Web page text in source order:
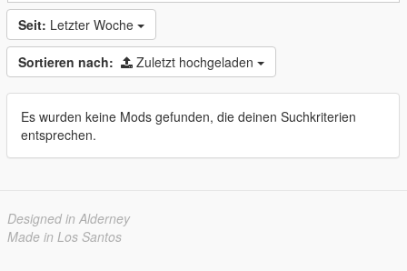
Seit: Letzter Woche
Sortieren nach: Zuletzt hochgeladen
Es wurden keine Mods gefunden, die deinen Suchkriterien
entsprechen.
Designed in Alderney
Made in Los Santos